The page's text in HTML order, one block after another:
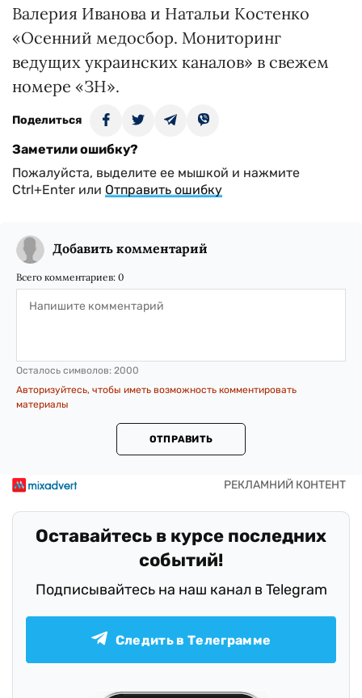
Валерия Иванова и Натальи Костенко
«Осенний медосбор. Мониторинг
ведущих украинских каналов» в свежем
номере «ЗН».
Поделиться
Заметили ошибку?
Пожалуйста, выделите ее мышкой и нажмите
Ctrl+Enter или Отправить ошибку
Добавить комментарий
Всего комментариев: 0
Осталось символов: 2000
Авторизуйтесь, чтобы иметь возможность комментировать
материалы
ОТПРАВИТЬ
Оставайтесь в курсе последних
событий!
Подписывайтесь на наш канал в Telegram
Следить в Телеграмме